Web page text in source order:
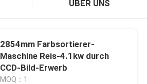
ÜBER UNS
2854mm Farbsortierer-
Maschine Reis-4.1kw durch
CCD-Bild-Erwerb
MOQ：1